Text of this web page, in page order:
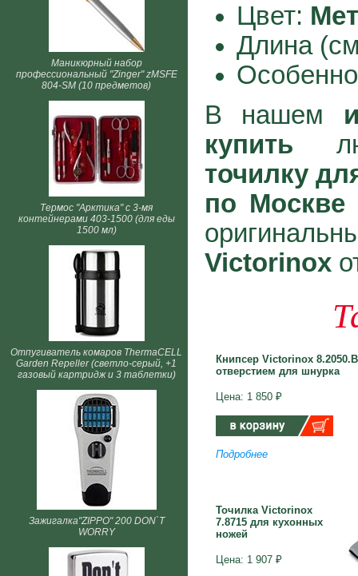
Маникюрный набор
профессиональный "Zinger" zMSFE
804-SM (10 предметов)
Термос "Арктика" с 3-мя
контейнерами 403-1500 (для еды
1500 мл)
Отпугиватель комаров ThermaCELL
Garden Repeller (светло-серый, +1
газовый картридж и 3 таблетки)
Зажигалка"ZIPPO" 200 DON`T
WORRY
Цвет:
Длина
В нашем
купить
точилку
по Москве
Victorinox
Книпсер Victorinox
отверстием для шнурка
Цена: 1 850 ₽
Подробнее
Точилка Victorinox
7.8715 для кухонных
ножей
Цена: 1 907 ₽